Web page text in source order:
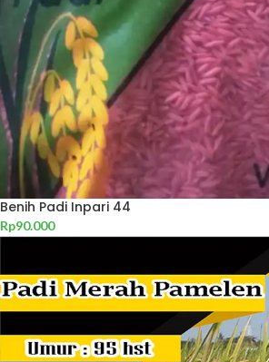
Benih Padi Inpari 44
Rp90.000